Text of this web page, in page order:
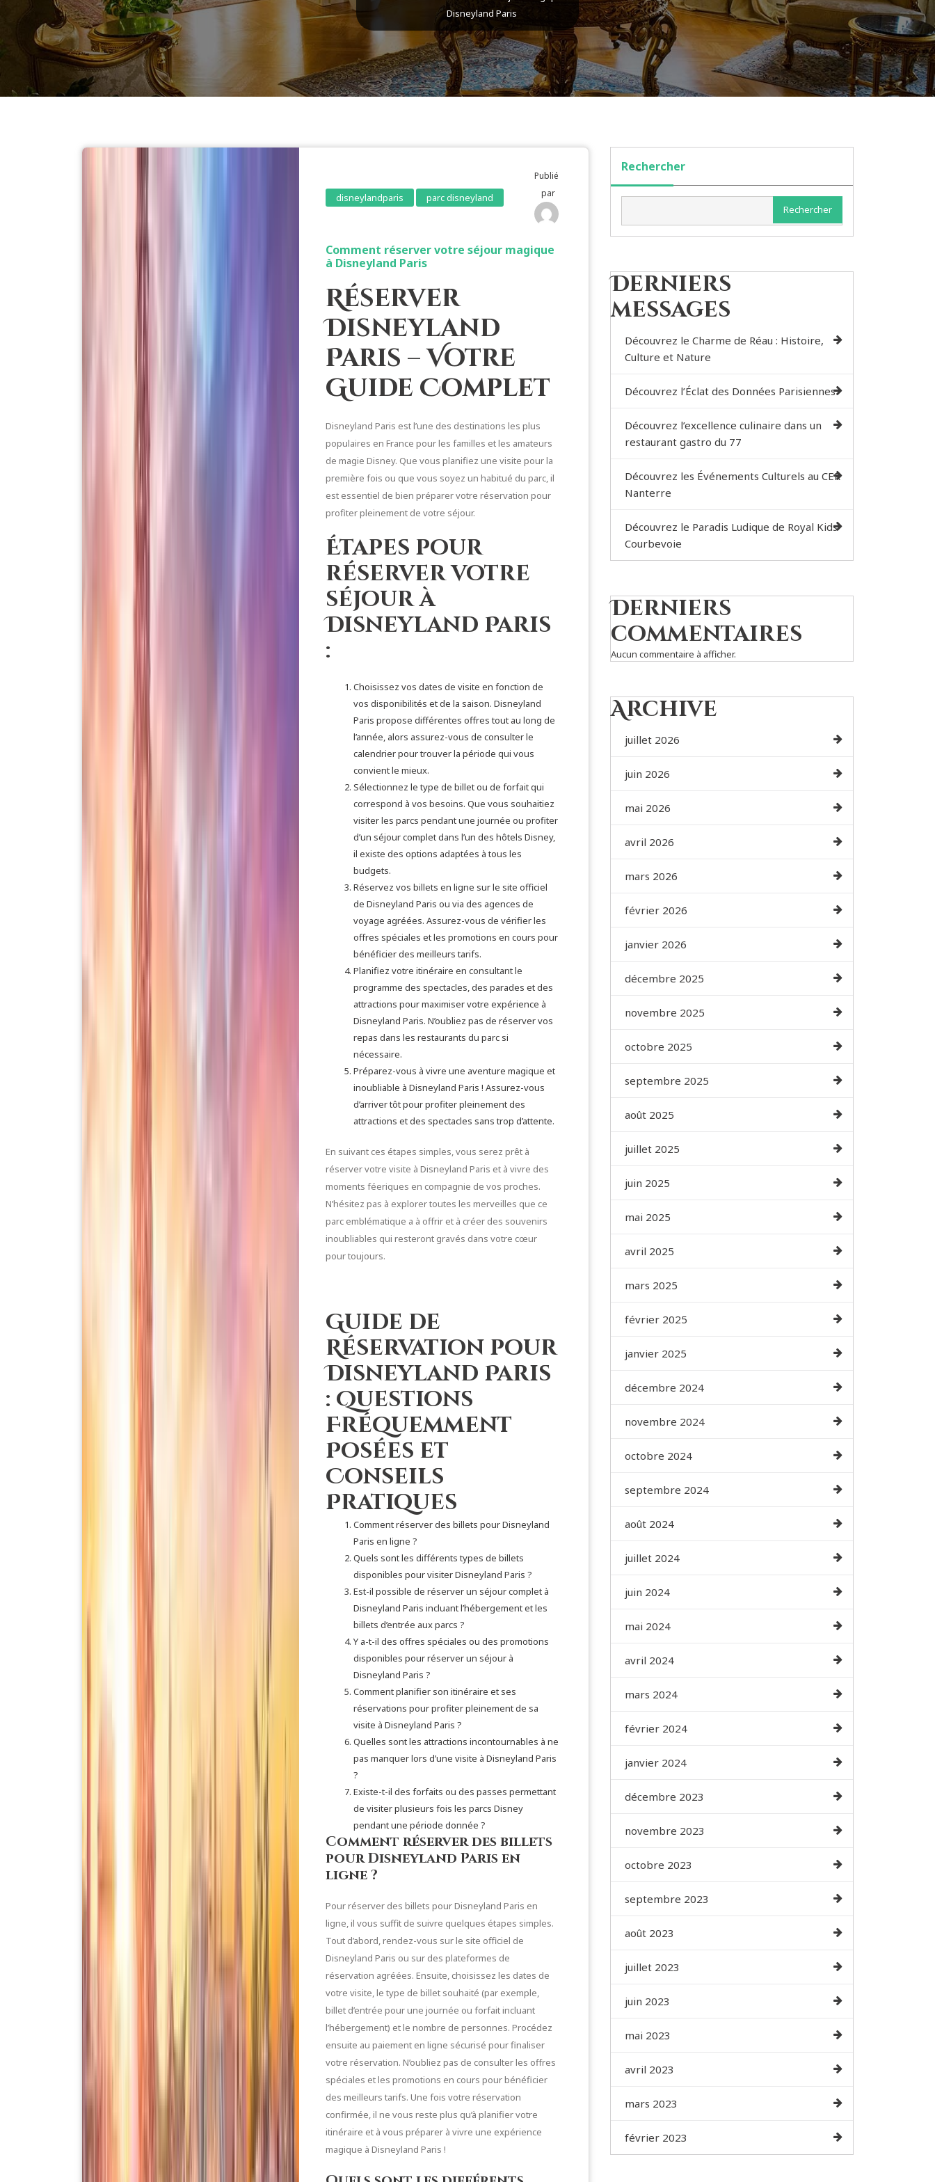
Disneyland Paris
disneylandparis parc disneyland
Publié
par
Comment réserver votre séjour magique
à Disneyland Paris
Réserver
Disneyland
Paris – Votre
Guide Complet
Disneyland Paris est l’une des destinations les plus
populaires en France pour les familles et les amateurs
de magie Disney. Que vous planifiez une visite pour la
première fois ou que vous soyez un habitué du parc, il
est essentiel de bien préparer votre réservation pour
profiter pleinement de votre séjour.
Étapes pour
réserver votre
séjour à
Disneyland Paris
:
Choisissez vos dates de visite en fonction de
vos disponibilités et de la saison. Disneyland
Paris propose différentes offres tout au long de
l’année, alors assurez-vous de consulter le
calendrier pour trouver la période qui vous
convient le mieux.
Sélectionnez le type de billet ou de forfait qui
correspond à vos besoins. Que vous souhaitiez
visiter les parcs pendant une journée ou profiter
d’un séjour complet dans l’un des hôtels Disney,
il existe des options adaptées à tous les
budgets.
Réservez vos billets en ligne sur le site officiel
de Disneyland Paris ou via des agences de
voyage agréées. Assurez-vous de vérifier les
offres spéciales et les promotions en cours pour
bénéficier des meilleurs tarifs.
Planifiez votre itinéraire en consultant le
programme des spectacles, des parades et des
attractions pour maximiser votre expérience à
Disneyland Paris. N’oubliez pas de réserver vos
repas dans les restaurants du parc si
nécessaire.
Préparez-vous à vivre une aventure magique et
inoubliable à Disneyland Paris ! Assurez-vous
d’arriver tôt pour profiter pleinement des
attractions et des spectacles sans trop d’attente.
En suivant ces étapes simples, vous serez prêt à
réserver votre visite à Disneyland Paris et à vivre des
moments féeriques en compagnie de vos proches.
N’hésitez pas à explorer toutes les merveilles que ce
parc emblématique a à offrir et à créer des souvenirs
inoubliables qui resteront gravés dans votre cœur
pour toujours.
Guide de
Réservation pour
Disneyland Paris
: Questions
Fréquemment
Posées et
Conseils
Pratiques
Comment réserver des billets pour Disneyland
Paris en ligne ?
Quels sont les différents types de billets
disponibles pour visiter Disneyland Paris ?
Est-il possible de réserver un séjour complet à
Disneyland Paris incluant l’hébergement et les
billets d’entrée aux parcs ?
Y a-t-il des offres spéciales ou des promotions
disponibles pour réserver un séjour à
Disneyland Paris ?
Comment planifier son itinéraire et ses
réservations pour profiter pleinement de sa
visite à Disneyland Paris ?
Quelles sont les attractions incontournables à ne
pas manquer lors d’une visite à Disneyland Paris
?
Existe-t-il des forfaits ou des passes permettant
de visiter plusieurs fois les parcs Disney
pendant une période donnée ?
Comment réserver des billets
pour Disneyland Paris en
ligne ?
Pour réserver des billets pour Disneyland Paris en
ligne, il vous suffit de suivre quelques étapes simples.
Tout d’abord, rendez-vous sur le site officiel de
Disneyland Paris ou sur des plateformes de
réservation agréées. Ensuite, choisissez les dates de
votre visite, le type de billet souhaité (par exemple,
billet d’entrée pour une journée ou forfait incluant
l’hébergement) et le nombre de personnes. Procédez
ensuite au paiement en ligne sécurisé pour finaliser
votre réservation. N’oubliez pas de consulter les offres
spéciales et les promotions en cours pour bénéficier
des meilleurs tarifs. Une fois votre réservation
confirmée, il ne vous reste plus qu’à planifier votre
itinéraire et à vous préparer à vivre une expérience
magique à Disneyland Paris !
Rechercher
Rechercher
Derniers
messages
Découvrez le Charme de Réau : Histoire,
Culture et Nature
Découvrez l’Éclat des Données Parisiennes
Découvrez l’excellence culinaire dans un
restaurant gastro du 77
Découvrez les Événements Culturels au CER
Nanterre
Découvrez le Paradis Ludique de Royal Kids
Courbevoie
Derniers
commentaires
Aucun commentaire à afficher.
Archive
juillet 2026
juin 2026
mai 2026
avril 2026
mars 2026
février 2026
janvier 2026
décembre 2025
novembre 2025
octobre 2025
septembre 2025
août 2025
juillet 2025
juin 2025
mai 2025
avril 2025
mars 2025
février 2025
janvier 2025
décembre 2024
novembre 2024
octobre 2024
septembre 2024
août 2024
juillet 2024
juin 2024
mai 2024
avril 2024
mars 2024
février 2024
janvier 2024
décembre 2023
novembre 2023
octobre 2023
septembre 2023
août 2023
juillet 2023
juin 2023
mai 2023
avril 2023
mars 2023
février 2023